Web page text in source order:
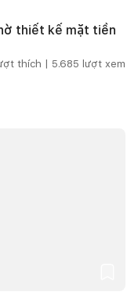
thiết kế mặt tiền
thích | 5.685 lượt xem